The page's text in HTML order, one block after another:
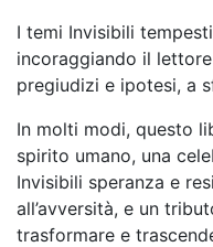
I temi Invisibili
incoraggiando il
pregiudizi e ipotesi, a
In molti modi, questo
spirito umano, una
Invisibili speranza e
all’avversità, e un
trasformare e